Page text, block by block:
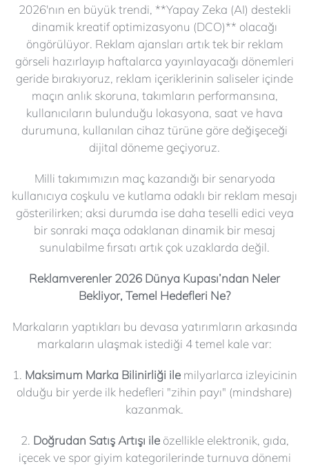
2026'nın en büyük trendi, **Yapay Zeka (AI) destekli
dinamik kreatif optimizasyonu (DCO)** olacağı
öngörülüyor. Reklam ajansları artık tek bir reklam
görseli hazırlayıp haftalarca yayınlayacağı dönemleri
geride bırakıyoruz, reklam içeriklerinin saliseler içinde
maçın anlık skoruna, takımların performansına,
kullanıcıların bulunduğu lokasyona, saat ve hava
durumuna, kullanılan cihaz türüne göre değişeceği
dijital döneme geçiyoruz.
Milli takımımızın maç kazandığı bir senaryoda
kullanıcıya coşkulu ve kutlama odaklı bir reklam mesajı
gösterilirken; aksi durumda ise daha teselli edici veya
bir sonraki maça odaklanan dinamik bir mesaj
sunulabilme fırsatı artık çok uzaklarda değil.
Reklamverenler 2026 Dünya Kupası’ndan Neler
Bekliyor, Temel Hedefleri Ne?
Markaların yaptıkları bu devasa yatırımların arkasında
markaların ulaşmak istediği 4 temel kale var:
1. Maksimum Marka Bilinirliği ilemilyarlarca izleyicinin
olduğu bir yerde ilk hedefleri "zihin payı" (mindshare)
kazanmak.
2. Doğrudan Satış Artışı ile özellikle elektronik, gıda,
içecek ve spor giyim kategorilerinde turnuva dönemi